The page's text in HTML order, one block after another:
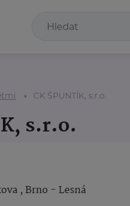
CK ŠPUNTÍK, s.r.o.
s.r.o.
, Brno - Lesná